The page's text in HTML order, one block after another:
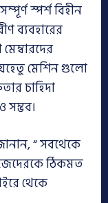
স্পর্শ বিহীন
ব্যবহারের
মেশিন গুলো
চাহিদা
সম্ভব।
“ সবথেকে
ঠিকমত
থেকে